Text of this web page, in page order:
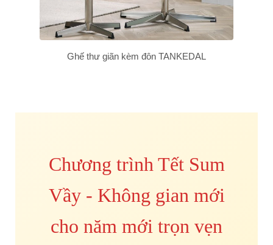
Ghế thư giãn kèm đôn TANKEDAL
Chương trình Tết Sum
Vầy - Không gian mới
cho năm mới trọn vẹn